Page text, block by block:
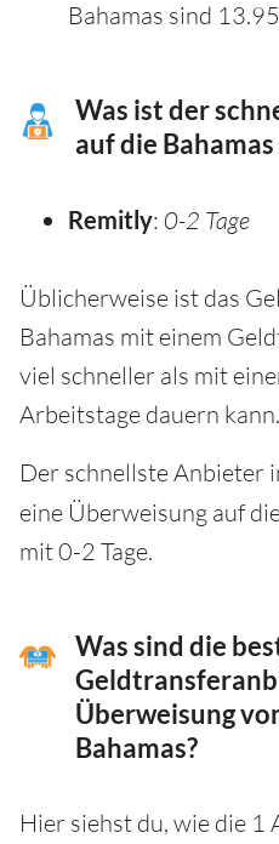
Bahamas sind
Was ist der
auf die
Remitly: 0-2 Tage
Üblicherweise ist das
Bahamas mit einem
viel schneller als mit
Arbeitstage dauern kann.
Der schnellste Anbieter
eine Überweisung auf
mit 0-2 Tage.
Was sind die
Überweisung
Bahamas?
Hier siehst du, wie die 1